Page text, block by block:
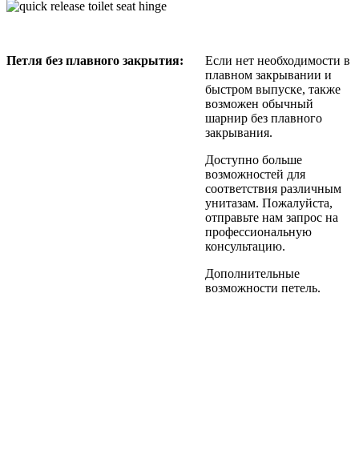
Петля без плавного закрытия:
Если нет необходимости в
плавном закрывании и
быстром выпуске, также
возможен обычный
шарнир без плавного
закрывания.
Доступно больше
возможностей для
соответствия различным
унитазам. Пожалуйста,
отправьте нам запрос на
профессиональную
консультацию.
Дополнительные
возможности петель.